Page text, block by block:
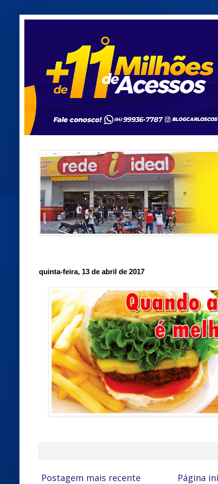
quinta-feira, 13 de abril de 2017
Postagem mais recente Página